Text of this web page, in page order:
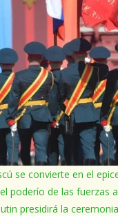
se convierte en el
poderío de las fuerzas
presidirá la